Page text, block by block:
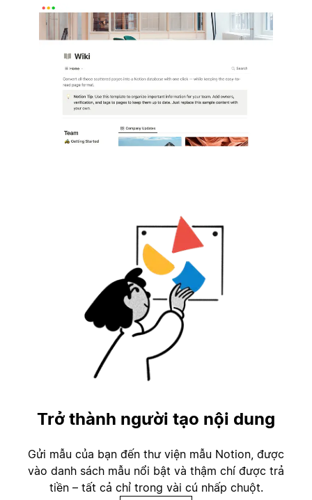
Trở thành người tạo nội dung
Gửi mẫu của bạn đến thư viện mẫu Notion, được
vào danh sách mẫu nổi bật và thậm chí được trả
tiền – tất cả chỉ trong vài cú nhấp chuột.